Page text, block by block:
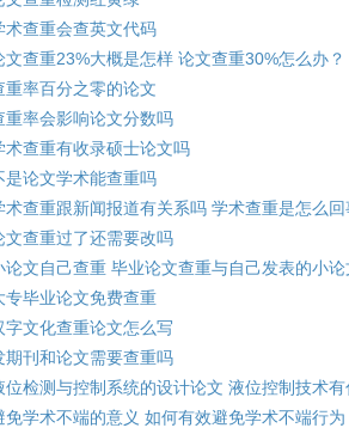
术查重会查英文代码
文查重23%大概是怎样 论文查重30%怎么办？
重率百分之零的论文
重率会影响论文分数吗
术查重有收录硕士论文吗
是论文学术能查重吗
术查重跟新闻报道有关系吗 学术查重是怎么回
文查重过了还需要改吗
论文自己查重 毕业论文查重与自己发表的小论
专毕业论文免费查重
字文化查重论文怎么写
期刊和论文需要查重吗
位检测与控制系统的设计论文 液位控制技术有
免学术不端的意义 如何有效避免学术不端行为